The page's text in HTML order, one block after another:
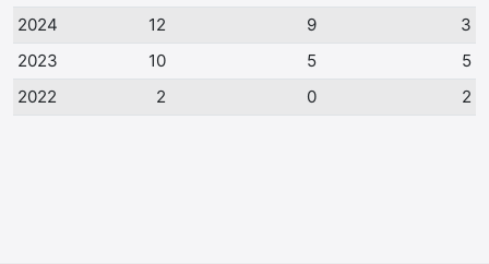
2024
12 9
3
2023
10 5
5
2022
2 0 2